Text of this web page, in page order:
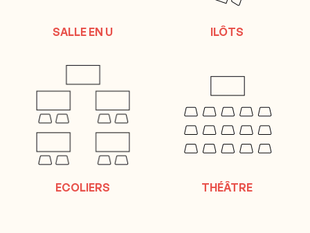
SALLE EN U ILÔTS
ECOLIERS THÉÂTRE